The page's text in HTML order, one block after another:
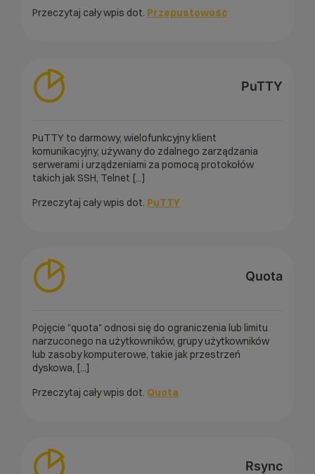
Przeczytaj cały wpis dot. Przepustowość
PuTTY
PuTTY to darmowy, wielofunkcyjny klient
komunikacyjny, używany do zdalnego zarządzania
serwerami i urządzeniami za pomocą protokołów
takich jak SSH, Telnet [...]
Przeczytaj cały wpis dot. PuTTY
Quota
Pojęcie "quota" odnosi się do ograniczenia lub limitu
narzuconego na użytkowników, grupy użytkowników
lub zasoby komputerowe, takie jak przestrzeń
dyskowa, [...]
Przeczytaj cały wpis dot. Quota
Rsync